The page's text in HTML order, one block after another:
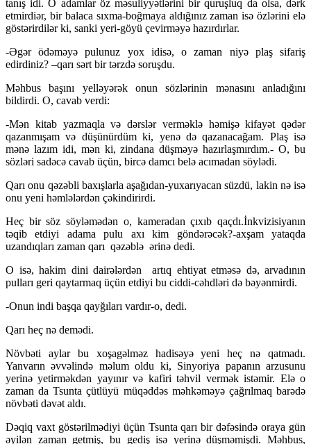
tanış idi. O adamlar öz məsuliyyətlərini bir quruşluq da olsa, dərk
etmirdiər, bir balaca sıxma-boğmaya aldığınız zaman isə özlərini elə
göstərirdilər ki, sanki yeri-göyü çevirməyə hazırdırlar.
-Əgər ödəməyə pulunuz yox idisə, o zaman niyə plaş sifariş
edirdiniz? –qarı sərt bir tərzdə soruşdu.
Məhbus başını yelləyərək onun sözlərinin mənasını anladığını
bildirdi. O, cavab verdi:
-Mən kitab yazmaqla və dərslər verməklə həmişə kifayət qədər
qazanmışam və düşünürdüm ki, yenə də qazanacağam. Plaş isə
mənə lazım idi, mən ki, zindana düşməyə hazırlaşmırdım.- O, bu
sözləri sadəcə cavab üçün, bircə damcı belə acımadan söylədi.
Qarı onu qəzəbli baxışlarla aşağıdan-yuxarıyacan süzdü, lakin nə isə
onu yeni həmlələrdən çəkindirirdi.
Heç bir söz söyləmədən o, kameradan çıxıb qaçdı.İnkvizisiyanın
təqib etdiyi adama pulu axı kim göndərəcək?-axşam yataqda
uzandıqları zaman qarı qəzəblə ərinə dedi.
O isə, hakim dini dairələrdən artıq ehtiyat etməsə də, arvadının
pulları geri qaytarmaq üçün etdiyi bu ciddi-cəhdləri də bəyənmirdi.
-Onun indi başqa qayğıları vardır-o, dedi.
Qarı heç nə demədi.
Növbəti aylar bu xoşagəlməz hadisəyə yeni heç nə qatmadı.
Yanvarın əvvəlində məlum oldu ki, Sinyoriya papanın arzusunu
yerinə yetirməkdən yayınır və kafiri təhvil vermək istəmir. Elə o
zaman da Tsunta çütlüyü müqəddəs məhkəməyə çağrılmaq barədə
növbəti dəvət aldı.
Dəqiq vaxt göstərilmədiyi üçün Tsunta qarı bir dəfəsində oraya gün
əyilən zaman getmiş, bu gediş isə yerinə düşməmişdi. Məhbus,